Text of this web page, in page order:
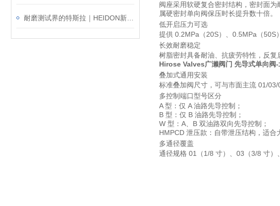
阀座采用软硬复合密封结构，密封面
属硬密封单向阀保压时长提升数十倍。
低开启压力可选
提供 0.2MPa（20S）、0.5MPa（50S
长效耐磨稳定
树脂密封具备耐油、抗疲劳特性，反复
Hirose Valves广濑阀门 先导式单向阀-
叠加式通用安装
标准叠加阀尺寸，可与市面主流 01/
多控制端口型号区分
A 型：仅 A 油路先导控制；
B 型：仅 B 油路先导控制；
W 型：A、B 双油路双向先导控制；
HMPCD 泄压款：自带泄压结构，适合
多通径覆盖
通径规格 01（1/8 寸）、03（3/8 寸）